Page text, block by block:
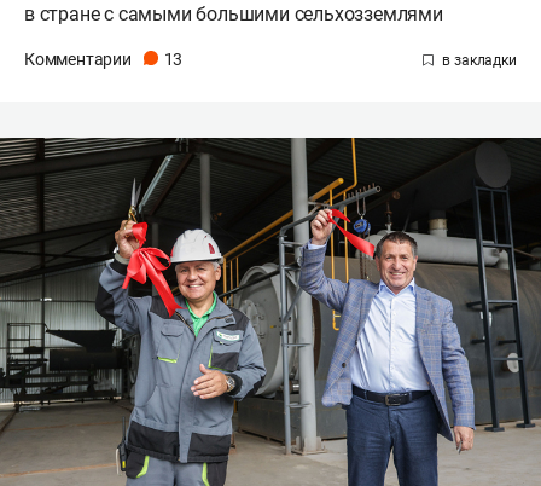
в стране с самыми большими сельхозземлями
Комментарии 13